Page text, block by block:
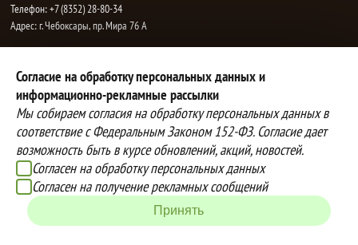
Согласие на обработку персональных данных и
информационно-рекламные рассылки
Мы собираем согласия на обработку персональных данных в
соответствие с Федеральным Законом 152-ФЗ. Согласие дает
возможность быть в курсе обновлений, акций, новостей.
Согласен на обработку персональных данных
Согласен на получение рекламных сообщений
Принять
Телефон: +7 (8352) 28-80-34
Адрес: г. Чебоксары, пр. Мира 76 А
Способы оплаты
Вы можете оплатить покупки
наличными при получении товара,
либо выбрать другой способ оплаты
Инструкция по оплате банковской
картой
Доставка
Наша компания осуществляет
бесплатную
доставку до терминалов транспортных
компаний.
Подробнее об условиях условиях
оплаты и доставки
Создание сайта -